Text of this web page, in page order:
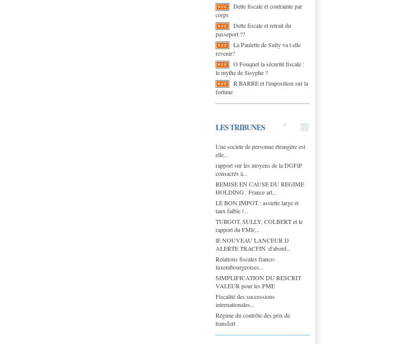
Dette fiscale et contrainte par
corps
Dette fiscale et retrait du
passeport ??
La Paulette de Sully va t elle
revenir?
O Fouquet la sécurité fiscale :
le mythe de Sisyphe ?
R.BARRE et l'imposition sur la
fortune
LES TRIBUNES
Une societe de personne étrangère est
elle...
rapport sur les moyens de la DGFiP
consacrés à...
REMISE EN CAUSE DU REGIME
HOLDING . France art...
LE BON IMPOT : assiette large et
taux faible /...
TURGOT, SULLY, COLBERT et le
rapport du FMI(...
lE NOUVEAU LANCEUR D
ALERTE TRACFIN :d'abord...
Relations fiscales franco-
luxembourgeoises...
SIMPLIFICATION DU RESCRIT
VALEUR pour les PME
Fiscalité des successions
internationales...
Régime du contrôle des prix de
transfert